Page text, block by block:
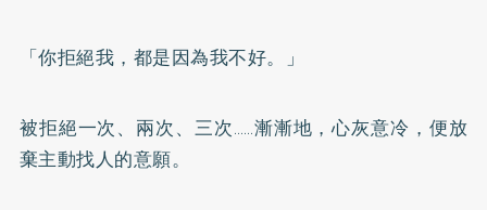
「你拒絕我，都是因為我不好。」
被拒絕一次、兩次、三次……漸漸地，心灰意冷，便放
棄主動找人的意願。